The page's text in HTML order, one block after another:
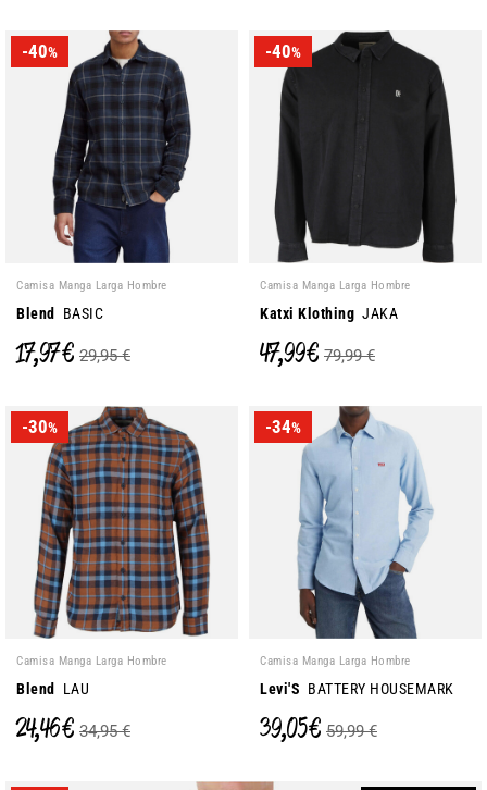
-40%
Camisa Manga Larga Hombre
Blend BASIC
17,97 € 29,95 €
-40%
Camisa Manga Larga Hombre
Katxi Klothing JAKA
47,99 € 79,99 €
-30%
Camisa Manga Larga Hombre
Blend LAU
24,46 € 34,95 €
-34%
Camisa Manga Larga Hombre
Levi'S BATTERY HOUSEMARK
39,05 € 59,99 €